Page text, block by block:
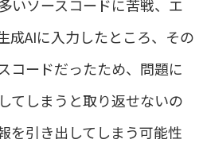
いソースコードに苦戦、エ
成AIに入力したところ、その
コードだったため、問題に
てしまうと取り返せないの
を引き出してしまう可能性